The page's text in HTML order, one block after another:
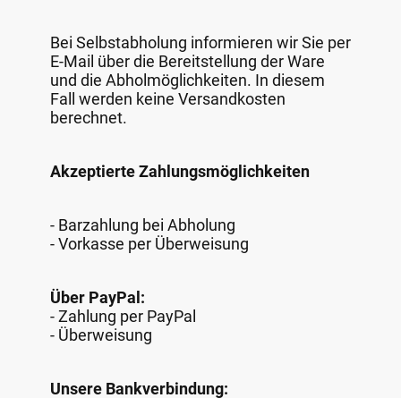
Bei Selbstabholung informieren wir Sie per
E-Mail über die Bereitstellung der Ware
und die Abholmöglichkeiten. In diesem
Fall werden keine Versandkosten
berechnet.
Akzeptierte Zahlungsmöglichkeiten
- Barzahlung bei Abholung
- Vorkasse per Überweisung
Über PayPal:
- Zahlung per PayPal
- Überweisung
Unsere Bankverbindung: